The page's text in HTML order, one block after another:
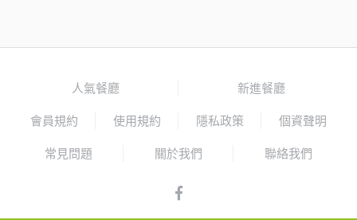
人氣餐廳 新進餐廳
會員規約 使用規約 隱私政策 個資聲明
常見問題 關於我們 聯絡我們